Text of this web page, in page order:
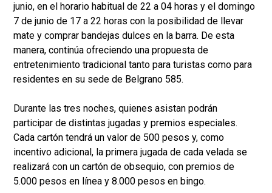
junio, en el horario habitual de 22 a 04 horas y el domingo
7 de junio de 17 a 22 horas con la posibilidad de llevar
mate y comprar bandejas dulces en la barra. De esta
manera, continúa ofreciendo una propuesta de
entretenimiento tradicional tanto para turistas como para
residentes en su sede de Belgrano 585.
Durante las tres noches, quienes asistan podrán
participar de distintas jugadas y premios especiales.
Cada cartón tendrá un valor de 500 pesos y, como
incentivo adicional, la primera jugada de cada velada se
realizará con un cartón de obsequio, con premios de
5.000 pesos en línea y 8.000 pesos en bingo.